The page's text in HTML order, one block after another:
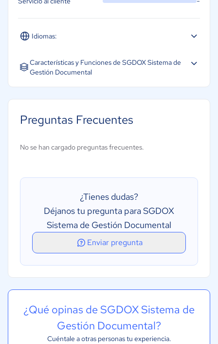
Idiomas:
Español Inglés
Características y Funciones de SGDOX Sistema de
Gestión Documental
Control de versiones
Indexación de documentos
Retención de documentos
Seguimiento de la conformidad
Preguntas Frecuentes
No se han cargado preguntas frecuentes.
¿Tienes dudas?
Déjanos tu pregunta para SGDOX
Sistema de Gestión Documental
Enviar pregunta
¿Qué opinas de SGDOX Sistema de
Gestión Documental?
Cuéntale a otras personas tu experiencia.